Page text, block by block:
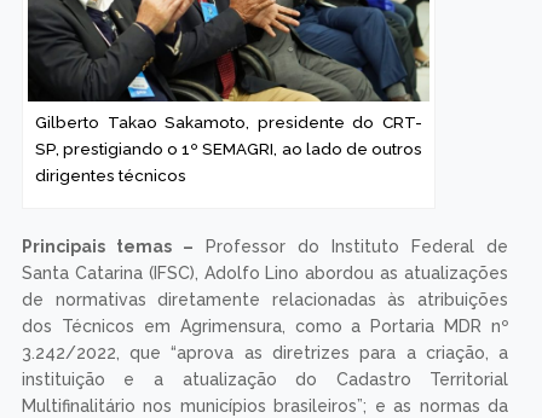
Gilberto Takao Sakamoto, presidente do CRT-
SP, prestigiando o 1º SEMAGRI, ao lado de outros
dirigentes técnicos
Principais temas – Professor do Instituto Federal de
Santa Catarina (IFSC), Adolfo Lino abordou as atualizações
de normativas diretamente relacionadas às atribuições
dos Técnicos em Agrimensura, como a Portaria MDR nº
3.242/2022, que “aprova as diretrizes para a criação, a
instituição e a atualização do Cadastro Territorial
Multifinalitário nos municípios brasileiros”; e as normas da